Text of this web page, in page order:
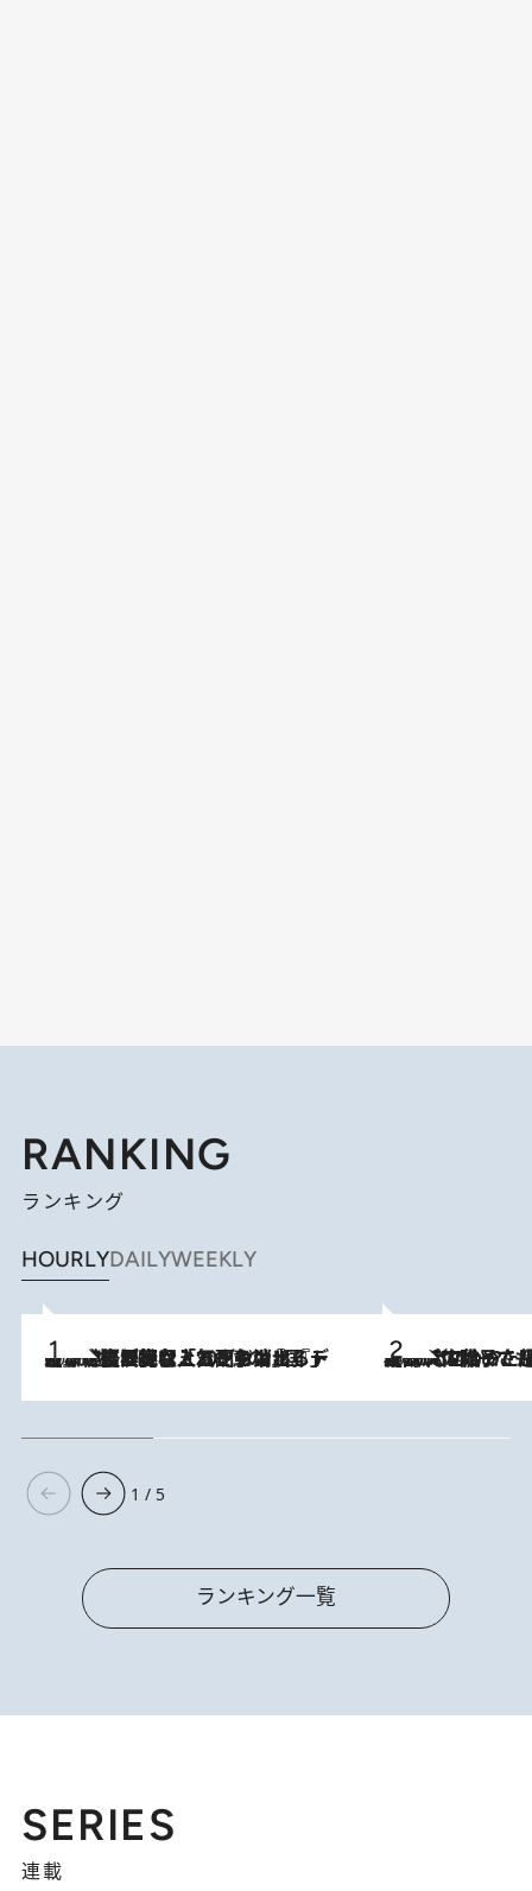
RANKING
ランキング
HOURLYDAILYWEEKLY
2026.8.5
【なぜ吉沢亮は「気配を消せる」のか？】興行収入208億の『国宝』を経て挑むミュージカル『ディア・エヴァン・ハンセン』。トップ俳優が舞台上でさらけ出した“孤独”とは 2026.8.5
【阿川佐和子さんの年とる力】なぜ70代で始めた趣味は“こんなに楽しい”のか？ ピアノ、俳句…スランプに陥っても続けられる“ある秘訣”とは
1 / 5
ランキング一覧
SERIES
連載